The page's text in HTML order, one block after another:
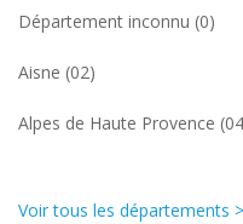
Département inconnu (0)
Aisne (02)
Alpes de Haute Provence
Voir tous les départements >